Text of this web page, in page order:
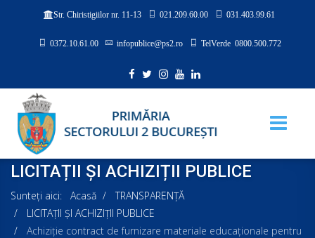
Str. Chiristigiilor nr. 11-13 021.209.60.00 031.403.99.61
0372.10.61.00 infopublice@ps2.ro TelVerde 0800.500.772
LICITAȚII ȘI ACHIZIȚII PUBLICE
Sunteți aici: Acasă
TRANSPARENȚĂ
LICITAȚII ȘI ACHIZIȚII PUBLICE
Achiziție contract de furnizare materiale educaționale pentru